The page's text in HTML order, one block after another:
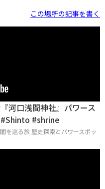
この場所の記事を書く
河口浅間神社』パワース
#shrine
を巡る旅 歴史探索とパワースポッ